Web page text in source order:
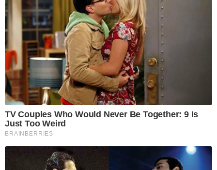
TV Couples Who Would Never Be Together: 9 Is
Just Too Weird
BRAINBERRIES